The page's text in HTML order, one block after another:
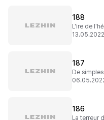
188
L'ire de
13.05.2022
187
De
186
La terreur